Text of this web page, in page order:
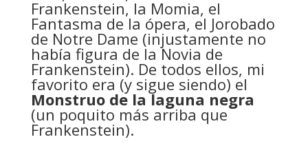
Frankenstein, la Momia, el
Fantasma de la ópera, el Jorobado
de Notre Dame (injustamente no
había figura de la Novia de
Frankenstein). De todos ellos, mi
favorito era (y sigue siendo) el
Monstruo de la laguna negra
(un poquito más arriba que
Frankenstein).